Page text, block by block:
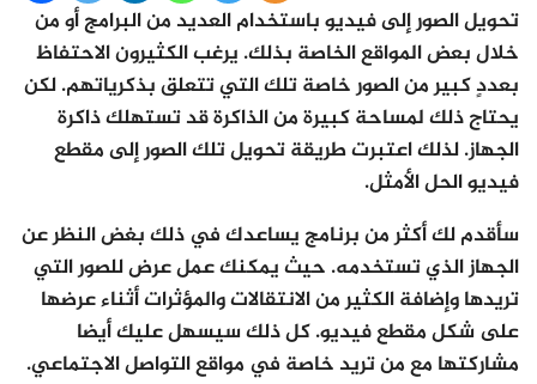
تحويل الصور إلى فيديو باستخدام العديد من البرامج أو من
خلال بعض المواقع الخاصة بذلك. يرغب الكثيرون الاحتفاظ
بعددٍ كبير من الصور خاصة تلك التي تتعلق بذكرياتهم. لكن
يحتاج ذلك لمساحة كبيرة من الذاكرة قد تستهلك ذاكرة
الجهاز. لذلك اعتبرت طريقة تحويل تلك الصور إلى مقطع
فيديو الحل الأمثل.
سأقدم لك أكثر من برنامج يساعدك في ذلك بغض النظر عن
الجهاز الذي تستخدمه. حيث يمكنك عمل عرض للصور التي
تريدها وإضافة الكثير من الانتقالات والمؤثرات أثناء عرضها
على شكل مقطع فيديو. كل ذلك سيسهل عليك أيضا
مشاركتها مع من تريد خاصة في مواقع التواصل الاجتماعي.